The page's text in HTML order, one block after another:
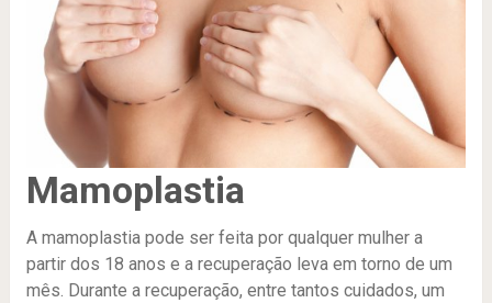
Mamoplastia
A mamoplastia pode ser feita por qualquer mulher a
partir dos 18 anos e a recuperação leva em torno de um
mês. Durante a recuperação, entre tantos cuidados, um